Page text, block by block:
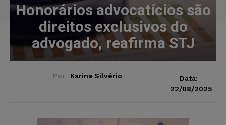
Honorários advocatícios são
direitos exclusivos do
advogado, reafirma STJ
Por Karina Silvério
Data:
22/08/2025